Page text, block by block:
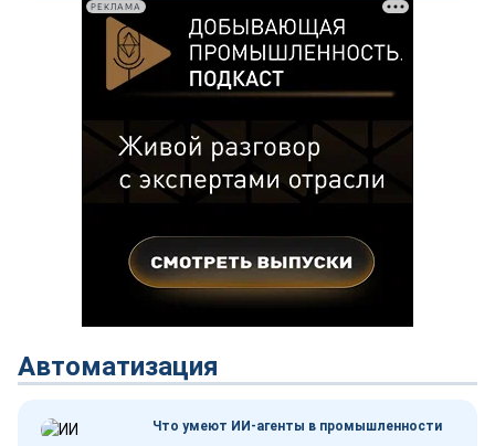
РЕКЛАМА
Автоматизация
Что умеют ИИ-агенты в промышленности